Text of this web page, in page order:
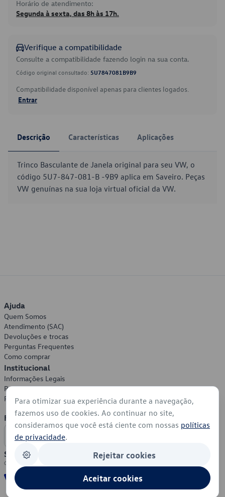
Horário de atendimento:
Segunda à sexta, das 8h às 17h.
Verifique a compatibilidade
Consulte a compatibilidade fazendo login na sua conta.
Código original consultado: 5U7847081B9B9
Compatibilidade disponível apenas para clientes logados.
Entrar
Descrição Características Aplicações
Trinco Basculante de Janela original para seu VW, o
código 5U7-847-081-B -9B9 aplica em Saveiro. Peças
VW genuínas na sua loja virtual oficial da VW.
Ajuda
Quem Somos
Atendimento (SAC)
Devoluções e trocas
Perguntas Frequentes
Como comprar
Institucional
Informações Legais
Política de Privacidade
Política de Cookies
Formas de Pagamento
Segurança
Para otimizar sua experiência durante a navegação,
fazemos uso de cookies. Ao continuar no site,
consideramos que você está ciente com nossas políticas
de privacidade.
Rejeitar cookies
Aceitar cookies